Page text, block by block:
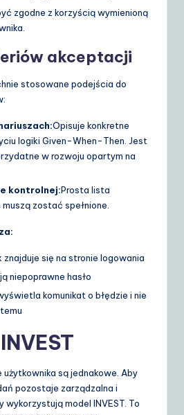
zgodne z korzyścią wymienioną
akceptacji
stosowane podejścia do
Opisuje konkretne
logiki Given-When-Then. Jest
w rozwoju opartym na
kontrolnej:Prosta lista
zostać spełnione.
znajduje się na stronie logowania
niepoprawne hasło
komunikat o błędzie i nie
są jednakowe. Aby
pozostaje zarządzalna i
model INVEST. To